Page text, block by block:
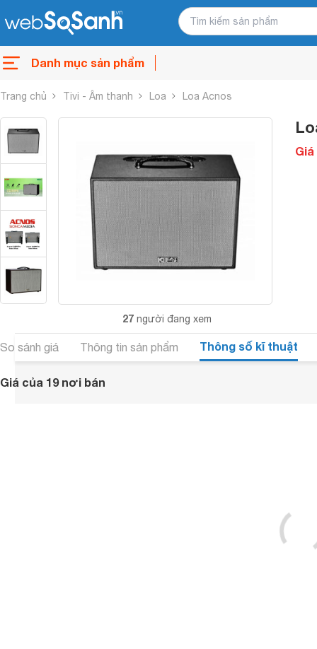
Danh mục sản phẩm
Trang chủ Tivi - Âm thanh Loa Loa Acnos
27 người đang xem
Giá
So sánh giá Thông tin sản phẩm Thông số kĩ thuật
Giá của 19 nơi bán